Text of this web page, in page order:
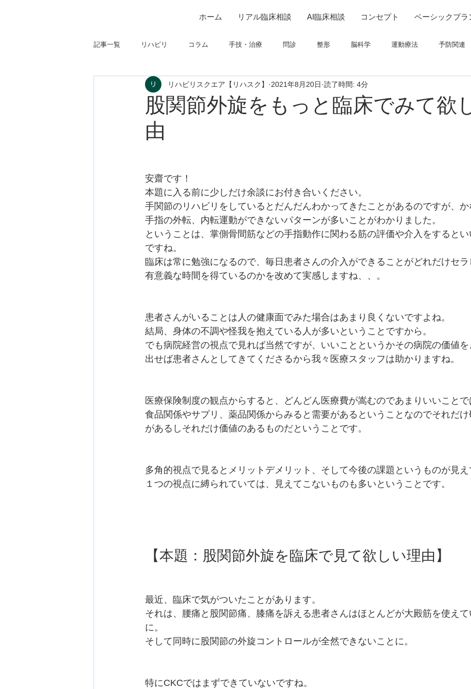
ホーム リアル臨床相談 AI臨床相談 コンセプト ベーシックプラ
記事一覧 リハビリ コラム 手技・治療 問診 整形 脳科学 運動療法 予防関連
制度関連 学会・研究関連 高次脳機能障害 脳卒中上肢
フィジカルアセスメント
股関節外旋をもっと臨床でみて欲
由
リハビリスクエア【リハスク】 2021年8月20日 読了時間: 4分
安齋です！
本題に入る前に少しだけ余談にお付き合いください。
手関節のリハビリをしているとだんだんわかってきたことがあるのですが、
手指の外転、内転運動ができないパターンが多いことがわかりました。
ということは、掌側骨間筋などの手指動作に関わる筋の評価や介入をするとい
ですね。
臨床は常に勉強になるので、毎日患者さんの介入ができることがどれだけセ
有意義な時間を得ているのかを改めて実感しますね、、。
患者さんがいることは人の健康面でみた場合はあまり良くないですよね。
結局、身体の不調や怪我を抱えている人が多いということですから。
でも病院経営の視点で見れば当然ですが、いいことというかその病院の価値を
出せば患者さんとしてきてくださるから我々医療スタッフは助かりますね。
医療保険制度の観点からすると、どんどん医療費が嵩むのであまりいいことで
食品関係やサプリ、薬品関係からみると需要があるということなのでそれだ
があるしそれだけ価値のあるものだということです。
多角的視点で見るとメリットデメリット、そして今後の課題というものが見え
１つの視点に縛られていては、見えてこないものも多いということです。
【本題：股関節外旋を臨床で見て欲しい理由】
最近、臨床で気がついたことがあります。
それは、腰痛と股関節痛、膝痛を訴える患者さんはほとんどが大殿筋を使えて
に。
そして同時に股関節の外旋コントロールが全然できないことに。
特にCKCではまずできていないですね。